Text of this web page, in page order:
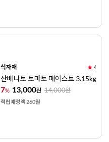
식자재 ★4
산베니토 토마토 페이스트 3.15kg
7% 13,000원 14,000원
적립예정액 260원